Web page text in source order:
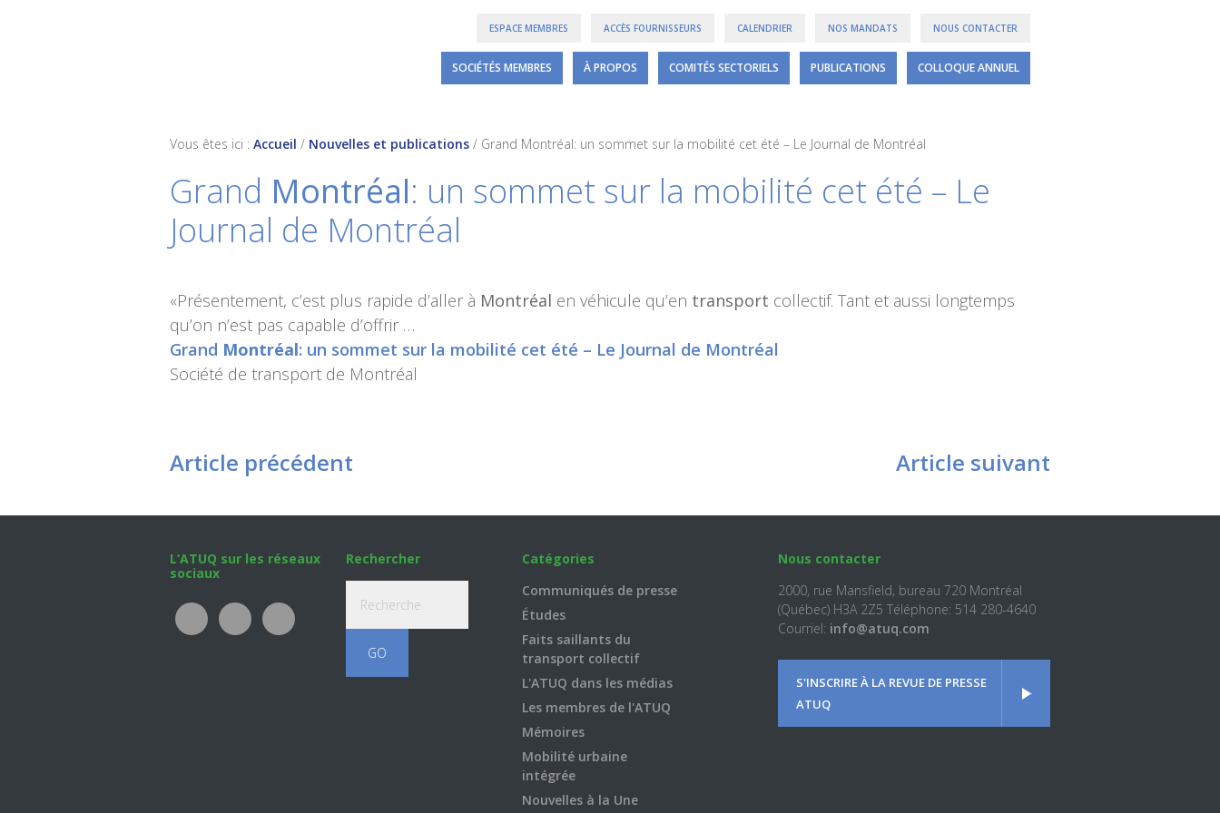
ESPACE MEMBRES ACCÈS FOURNISSEURS CALENDRIER NOS MANDATS NOUS CONTACTER
SOCIÉTÉS MEMBRES À PROPOS COMITÉS SECTORIELS PUBLICATIONS COLLOQUE ANNUEL
Vous êtes ici : Accueil / Nouvelles et publications / Grand Montréal: un sommet sur la mobilité cet été – Le Journal de Montréal
Grand Montréal: un sommet sur la mobilité cet été – Le
Journal de Montréal
«Présentement, c’est plus rapide d’aller à Montréal en véhicule qu’en transport collectif. Tant et aussi longtemps
qu’on n’est pas capable d’offrir …
Grand Montréal: un sommet sur la mobilité cet été – Le Journal de Montréal
Société de transport de Montréal
Article précédent Article suivant
L’ATUQ sur les réseaux
sociaux
Rechercher
Catégories
Communiqués de presse
Études
Faits saillants du
transport collectif
L'ATUQ dans les médias
Les membres de l'ATUQ
Mémoires
Mobilité urbaine
intégrée
Nouvelles à la Une
Nous contacter
2000, rue Mansfield, bureau 720 Montréal
(Québec) H3A 2Z5 Téléphone: 514 280-4640
Courriel: info@atuq.com
S'INSCRIRE À LA REVUE DE PRESSE
ATUQ